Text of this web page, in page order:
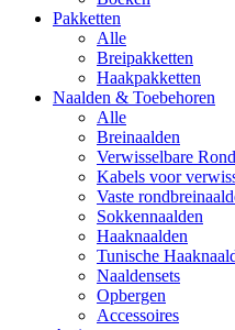
Pakketten
Alle
Breipakketten
Haakpakketten
Naalden & Toebehoren
Alle
Breinaalden
Verwisselbare
Kabels voor
Vaste
Sokkennaalden
Haaknaalden
Tunische
Naaldensets
Opbergen
Accessoires